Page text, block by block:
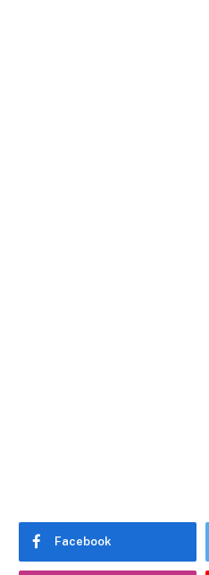
Facebook